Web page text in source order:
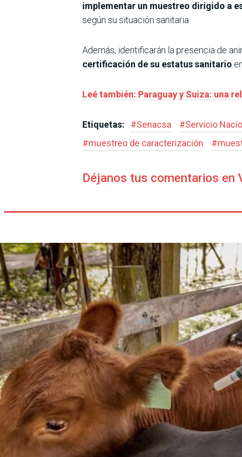
implementar un muestreo dirigido a
según su situación sanitaria.
Además, identificarán la presencia de
certificación de su estatus sanitario
Leé también: Paraguay y Suiza: una
Etiquetas: #Senacsa #Servicio
#muestreo de caracterización #
Déjanos tus comentarios en